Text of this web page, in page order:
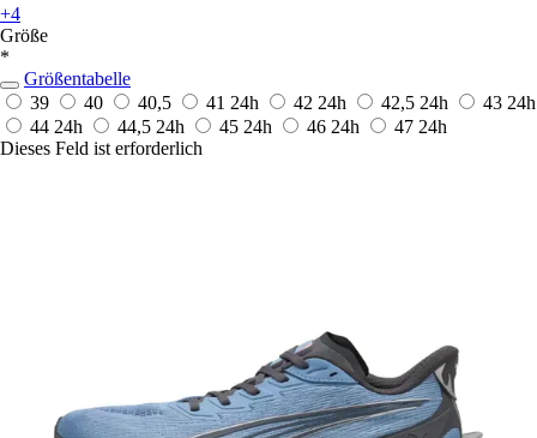
+4
Größe
*
Größentabelle
39
40 40,5 41 24h 42 24h 42,5 24h 43 24h
44 24h 44,5 24h 45 24h 46 24h 47 24h
Dieses Feld ist erforderlich